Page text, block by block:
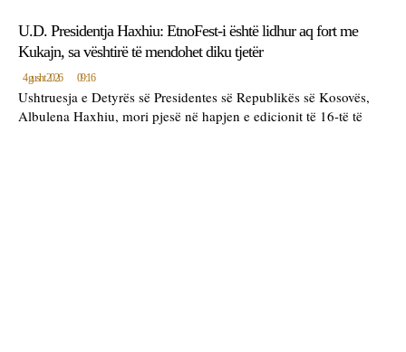
U.D. Presidentja Haxhiu: EtnoFest-i është lidhur aq fort me
Kukajn, sa vështirë të mendohet diku tjetër
4 gusht 2026 09:16
Ushtruesja e Detyrës së Presidentes së Republikës së Kosovës,
Albulena Haxhiu, mori pjesë në hapjen e edicionit të 16-të të